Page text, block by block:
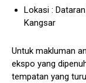
Lokasi :
Kangsar
Untuk makluman
ekspo yang
tempatan yang